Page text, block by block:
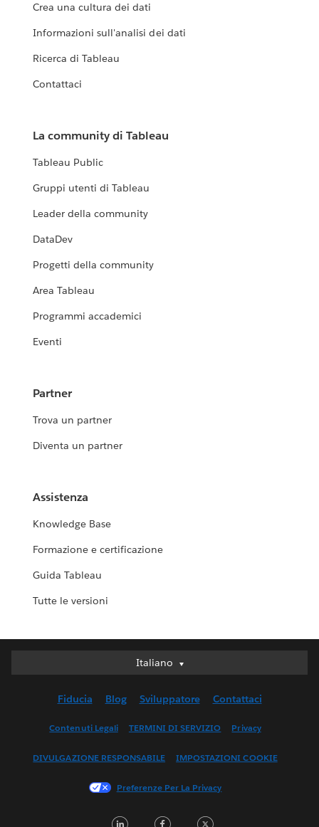
Crea una cultura dei dati
Informazioni sull'analisi dei dati
Ricerca di Tableau
Contattaci
La community di Tableau
Tableau Public
Gruppi utenti di Tableau
Leader della community
DataDev
Progetti della community
Area Tableau
Programmi accademici
Eventi
Partner
Trova un partner
Diventa un partner
Assistenza
Knowledge Base
Formazione e certificazione
Guida Tableau
Tutte le versioni
Italiano
Italiano
English (UK)
Français (Canada)
한국어
Fiducia Blog Sviluppatore Contattaci
Contenuti Legali TERMINI DI SERVIZIO Privacy
DIVULGAZIONE RESPONSABILE IMPOSTAZIONI COOKIE
Preferenze Per La Privacy
LinkedInFacebook